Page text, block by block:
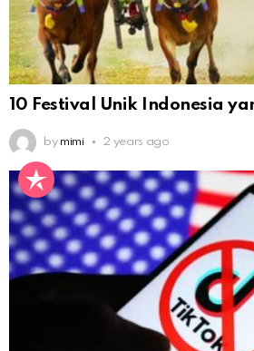
10 Festival Unik Indonesia
by mimi 2 years ago